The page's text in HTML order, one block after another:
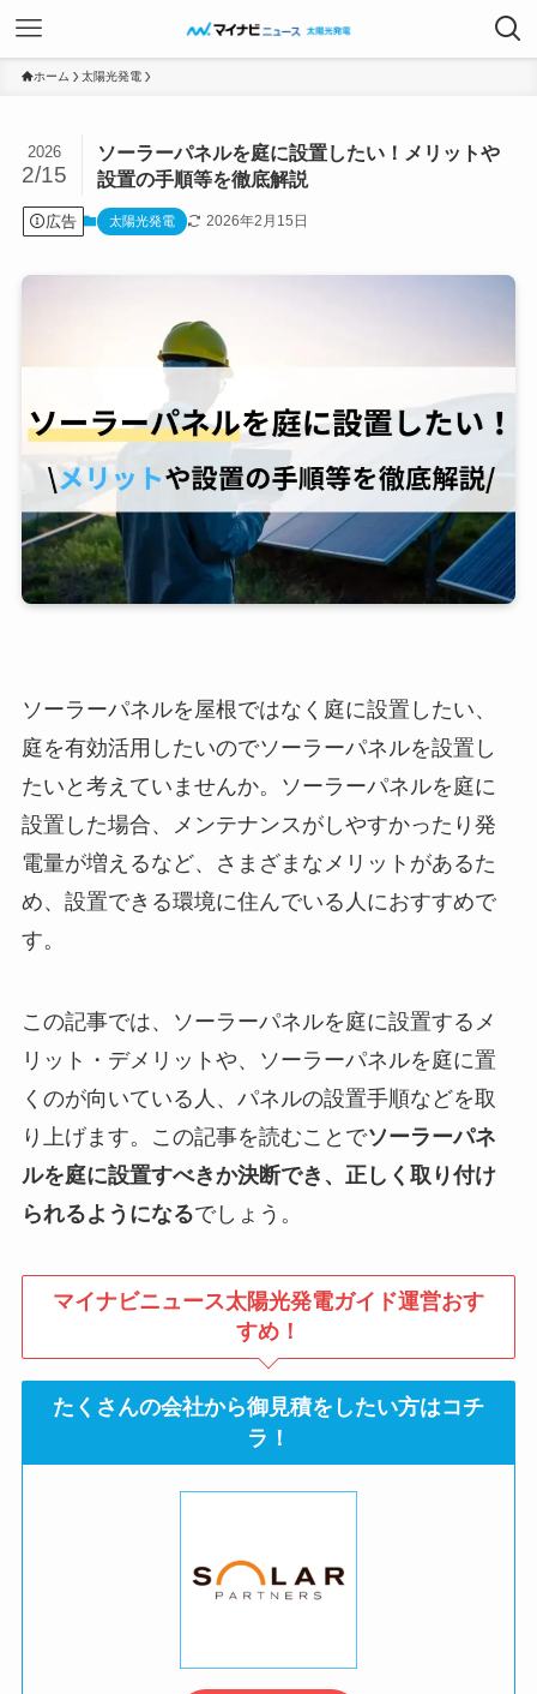
ホーム 太陽光発電
ソーラーパネルを庭に設置したい！メリットや
設置の手順等を徹底解説
2026
2/15
広告 太陽光発電 2026年2月15日
ソーラーパネルを屋根ではなく庭に設置したい、
庭を有効活用したいのでソーラーパネルを設置し
たいと考えていませんか。ソーラーパネルを庭に
設置した場合、メンテナンスがしやすかったり発
電量が増えるなど、さまざまなメリットがあるた
め、設置できる環境に住んでいる人におすすめで
す。
この記事では、ソーラーパネルを庭に設置するメ
リット・デメリットや、ソーラーパネルを庭に置
くのが向いている人、パネルの設置手順などを取
り上げます。この記事を読むことでソーラーパネ
ルを庭に設置すべきか決断でき、正しく取り付け
られるようになるでしょう。
マイナビニュース太陽光発電ガイド運営おす
すめ！
たくさんの会社から御見積をしたい方はコチ
ラ！